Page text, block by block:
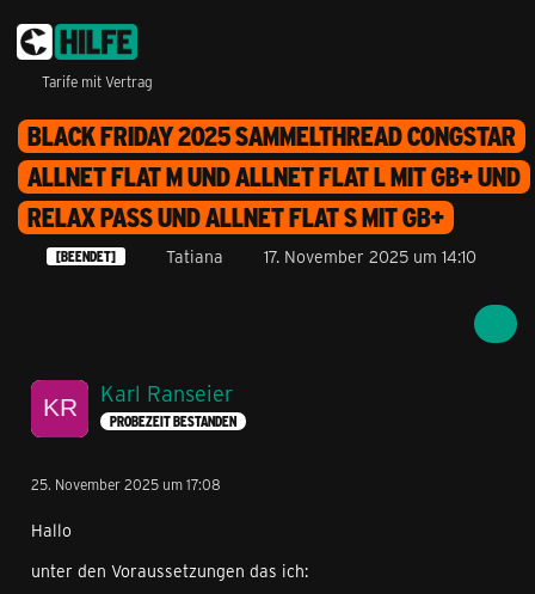
Tarife mit Vertrag
BLACK FRIDAY 2025 SAMMELTHREAD CONGSTAR
ALLNET FLAT M UND ALLNET FLAT L MIT GB+ UND
RELAX PASS UND ALLNET FLAT S MIT GB+
[BEENDET] Tatiana 17. November 2025 um 14:10
Karl Ranseier
PROBEZEIT BESTANDEN
25. November 2025 um 17:08
Hallo
unter den Voraussetzungen das ich: